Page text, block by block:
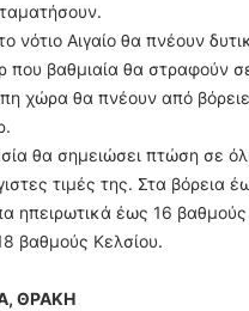
νότιο Αιγαίο θα πνέουν
που βαθμιαία θα στραφούν
χώρα θα πνέουν από
θα σημειώσει πτώση σε
τιμές της. Στα βόρεια
ηπειρωτικά έως 16 βαθμούς
βαθμούς Κελσίου.
ΘΡΑΚΗ